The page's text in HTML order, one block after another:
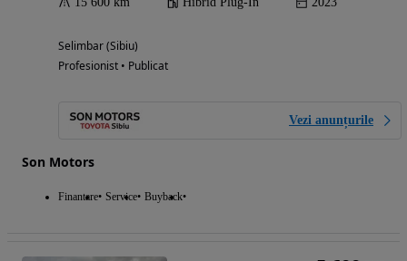
Selimbar (Sibiu)
Profesionist • Publicat
Vezi anunțurile
Son Motors
Finantare Service Buyback